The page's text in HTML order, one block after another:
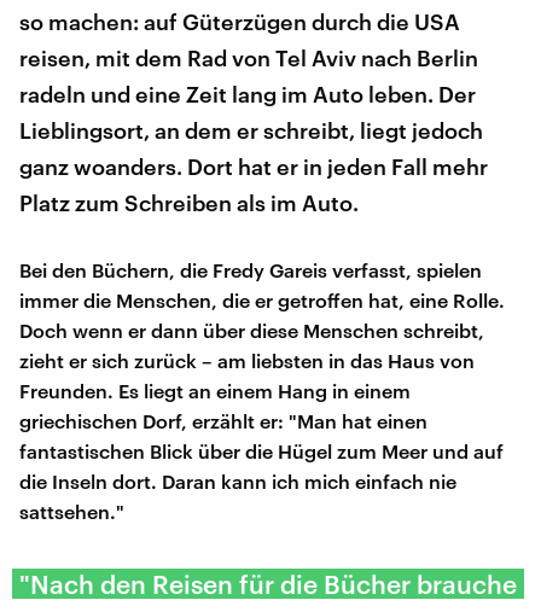
so machen: auf Güterzügen durch die USA
reisen, mit dem Rad von Tel Aviv nach Berlin
radeln und eine Zeit lang im Auto leben. Der
Lieblingsort, an dem er schreibt, liegt jedoch
ganz woanders. Dort hat er in jeden Fall mehr
Platz zum Schreiben als im Auto.
Bei den Büchern, die Fredy Gareis verfasst, spielen
immer die Menschen, die er getroffen hat, eine Rolle.
Doch wenn er dann über diese Menschen schreibt,
zieht er sich zurück – am liebsten in das Haus von
Freunden. Es liegt an einem Hang in einem
griechischen Dorf, erzählt er: "Man hat einen
fantastischen Blick über die Hügel zum Meer und auf
die Inseln dort. Daran kann ich mich einfach nie
sattsehen."
"Nach den Reisen für die Bücher brauche